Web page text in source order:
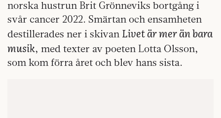
norska hustrun Brit Grönneviks bortgång i
svår cancer 2022. Smärtan och ensamheten
destillerades ner i skivan Livet är mer än bara
musik, med texter av poeten Lotta Olsson,
som kom förra året och blev hans sista.